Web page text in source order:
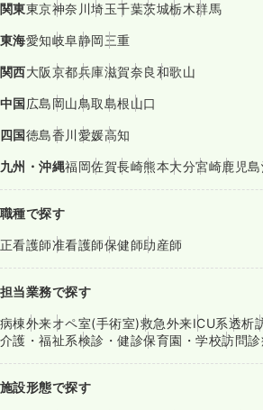
関東東京神奈川埼玉千葉茨城栃木群馬
東海愛知岐阜静岡三重
関西大阪京都兵庫滋賀奈良和歌山
中国広島岡山鳥取島根山口
四国徳島香川愛媛高知
九州・沖縄福岡佐賀長崎熊本大分宮崎鹿児島
職種で探す
正看護師准看護師保健師助産師
担当業務で探す
病棟外来オペ室(手術室)救急外来ICU系透析
介護・福祉系検診・健診保育園・学校訪問診
施設形態で探す